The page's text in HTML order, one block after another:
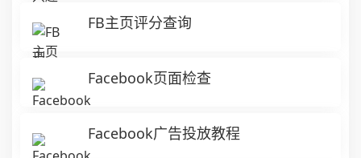
FB主页评分查询
Facebook页面检查
Facebook广告投放教程